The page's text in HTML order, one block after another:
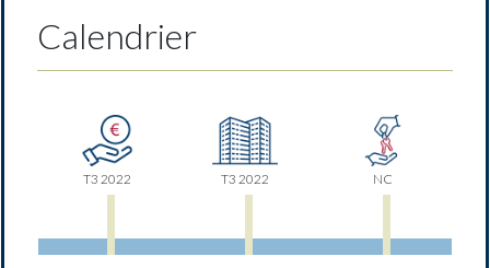
Calendrier
T3 2022 T3 2022 NC